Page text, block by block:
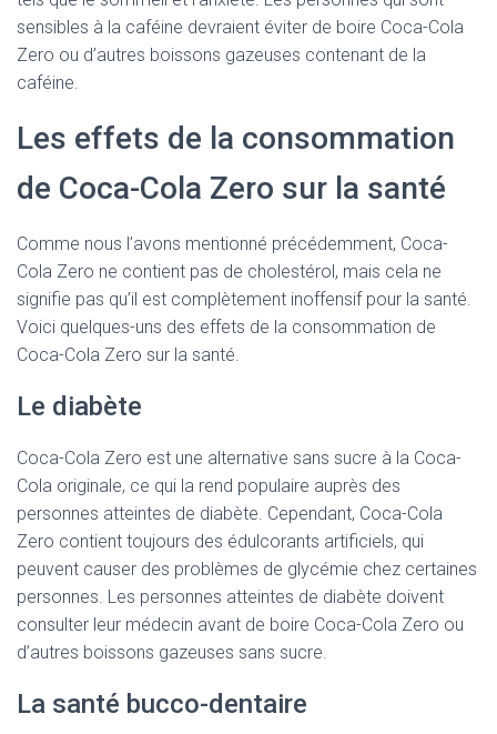
sensibles à la caféine devraient éviter de boire Coca-Cola
Zero ou d’autres boissons gazeuses contenant de la
caféine.
Les effets de la consommation
de Coca-Cola Zero sur la santé
Comme nous l’avons mentionné précédemment, Coca-
Cola Zero ne contient pas de cholestérol, mais cela ne
signifie pas qu’il est complètement inoffensif pour la santé.
Voici quelques-uns des effets de la consommation de
Coca-Cola Zero sur la santé.
Le diabète
Coca-Cola Zero est une alternative sans sucre à la Coca-
Cola originale, ce qui la rend populaire auprès des
personnes atteintes de diabète. Cependant, Coca-Cola
Zero contient toujours des édulcorants artificiels, qui
peuvent causer des problèmes de glycémie chez certaines
personnes. Les personnes atteintes de diabète doivent
consulter leur médecin avant de boire Coca-Cola Zero ou
d’autres boissons gazeuses sans sucre.
La santé bucco-dentaire